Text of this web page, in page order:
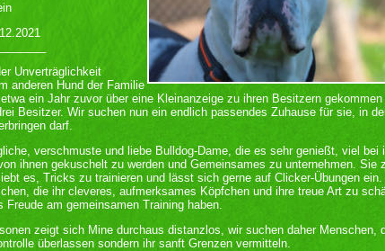
Unverträglichkeit
anderen Hund der Familie
ein Jahr zuvor über eine Kleinanzeige zu ihren Besitzern gekommen
Besitzer. Wir suchen nun ein endlich passendes Zuhause für sie, in
darf.
verschmuste und liebe Bulldog-Dame, die es sehr genießt, viel bei
ihnen gekuschelt zu werden und Gemeinsames zu unternehmen. Sie
es, Tricks zu trainieren und lässt sich gerne auf Clicker-Übungen ein.
die ihr cleveres, aufmerksames Köpfchen und ihre treue Art zu
Freude am gemeinsamen Training haben.
zeigt sich Mine durchaus distanzlos, wir suchen daher Menschen,
überlassen sondern ihr sanft Grenzen vermitteln.